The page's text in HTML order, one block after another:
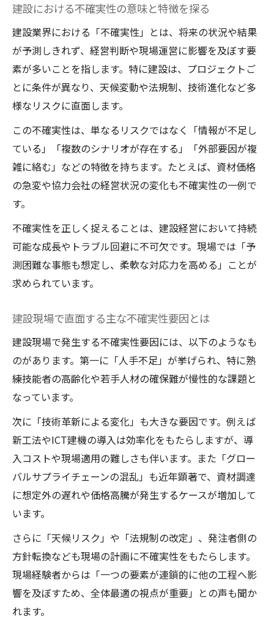
は
未来志向の建設戦略が不確実性克服の鍵
建設業の2026年見通しから学ぶ経営術
不確実性下での建設経営資源配分の考え方
建設業界の進化に対応する組織改革のポイ
ント
経営判断を支える建設分野のリスク分析法
建設経営で役立つリスク分析の基本プロセ
ス
不確実性を可視化する建設リスク管理手法
価
外部と内部の不確実性要因を建設で区別す
る
建設分野におけるリスク分析事例を紹介
建設現場で変化に適応する実践策とは
建設業におけるデジタル技術活用の最前線
建設現場の不確実性を減らすマネジメント
術
人材確保と働き方改革による建設変革法
建設現場で実践する多様な適応戦略を解説
不確実性時代における建設戦略の選び方
建設の不確実性を見据えた戦略立案の要点
シナリオ別に考える建設事業ポートフォリ
建設経営の優先順位設定と資源配分の工夫
建設戦略の一貫性を保つための重要視点
持続可能な建設ビジネスモデルの構築方法
持続可能な建設経営への意思決定の極意
建設における不確実性の意味と特徴を探る
建設業界における「不確実性」とは、将来の状況や結果
が予測しきれず、経営判断や現場運営に影響を及ぼす要
素が多いことを指します。特に建設は、プロジェクトご
とに条件が異なり、天候変動や法規制、技術進化など多
様なリスクに直面します。
この不確実性は、単なるリスクではなく「情報が不足し
ている」「複数のシナリオが存在する」「外部要因が複
雑に絡む」などの特徴を持ちます。たとえば、資材価格
の急変や協力会社の経営状況の変化も不確実性の一例で
す。
不確実性を正しく捉えることは、建設経営において持続
可能な成長やトラブル回避に不可欠です。現場では「予
測困難な事態も想定し、柔軟な対応力を高める」ことが
求められています。
建設現場で直面する主な不確実性要因とは
建設現場で発生する不確実性要因には、以下のようなも
のがあります。第一に「人手不足」が挙げられ、特に熟
練技能者の高齢化や若手人材の確保難が慢性的な課題と
なっています。
次に「技術革新による変化」も大きな要因です。例えば
新工法やICT建機の導入は効率化をもたらしますが、導
入コストや現場適用の難しさも伴います。また「グロー
バルサプライチェーンの混乱」も近年顕著で、資材調達
に想定外の遅れや価格高騰が発生するケースが増加して
います。
さらに「天候リスク」や「法規制の改定」、発注者側の
方針転換なども現場の計画に不確実性をもたらします。
現場経験者からは「一つの要素が連鎖的に他の工程へ影
響を及ぼすため、全体最適の視点が重要」との声も聞か
れます。